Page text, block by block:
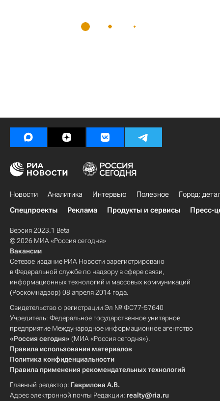
Новости Аналитика Интервью Полезное
Город:
Спецпроекты
Реклама Продукты и сервисы Пресс-
Версия 2023.1 Beta
© 2026 МИА «Россия сегодня»
Вакансии
Сетевое издание РИА Новости зарегистрировано
в Федеральной службе по надзору в сфере связи,
информационных технологий и массовых коммуникаций
(Роскомнадзор) 08 апреля 2014 года.
Свидетельство о регистрации Эл № ФС77-57640
Учредитель: Федеральное государственное унитарное
предприятие Международное информационное агентство
«Россия сегодня» (МИА «Россия сегодня»).
Правила использования материалов
Политика конфиденциальности
Правила применения рекомендательных технологий
Главный редактор: Гаврилова А.В.
Адрес электронной почты Редакции: realty@ria.ru